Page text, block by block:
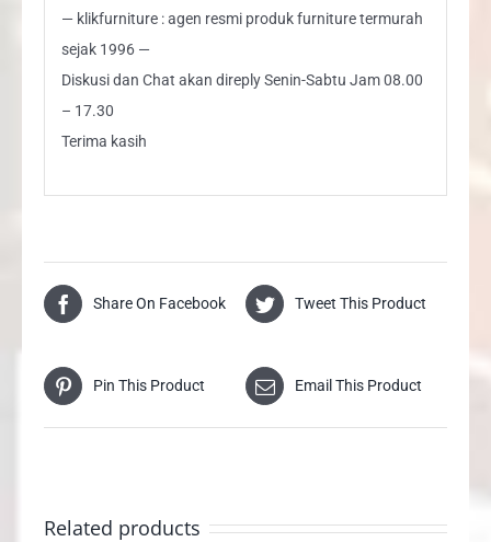
— klikfurniture : agen resmi produk furniture termurah
sejak 1996 —
Diskusi dan Chat akan direply Senin-Sabtu Jam 08.00
– 17.30
Terima kasih
Share On Facebook Tweet This Product
Pin This Product Email This Product
Related products